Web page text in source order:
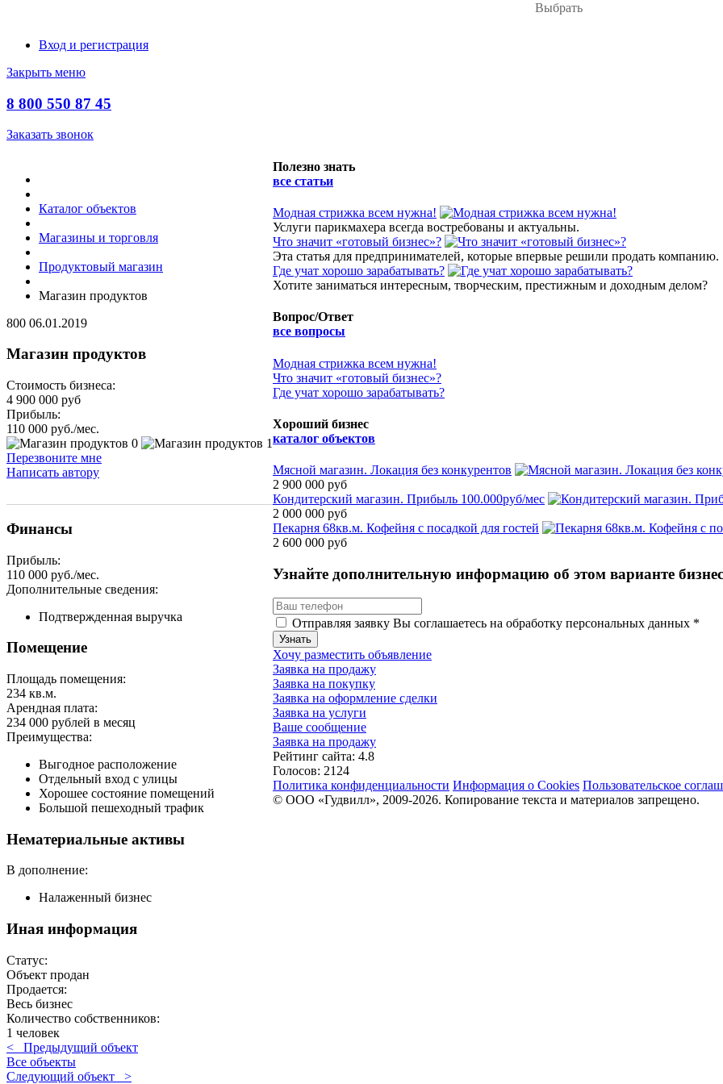
Выбрать
Вход и регистрация
Закрыть меню
8 800 550 87 45
Заказать звонок
Каталог объектов
Магазины и торговля
Продуктовый магазин
Магазин продуктов
800 06.01.2019
Магазин продуктов
Стоимость бизнеса:
4 900 000 руб
Прибыль:
110 000 руб./мес.
Перезвоните мне
Написать автору
Финансы
Прибыль:
110 000 руб./мес.
Дополнительные сведения:
Подтвержденная выручка
Помещение
Площадь помещения:
234 кв.м.
Арендная плата:
234 000 рублей в месяц
Преимущества:
Выгодное расположение
Отдельный вход с улицы
Хорошее состояние помещений
Большой пешеходный трафик
Нематериальные активы
В дополнение:
Налаженный бизнес
Иная информация
Статус:
Объект продан
Продается:
Весь бизнес
Количество собственников:
1 человек
< Предыдущий объект
Все объекты
Следующий объект >
Полезно знать
все статьи
Модная стрижка всем нужна!
Услуги парикмахера всегда востребованы и актуальны.
​Что значит «готовый бизнес»?
Эта статья для предпринимателей, которые впервые решили продать компанию.
​Где учат хорошо зарабатывать?
Хотите заниматься интересным, творческим, престижным и доходным делом?
Вопрос/Ответ
все вопросы
Модная стрижка всем нужна!
​Что значит «готовый бизнес»?
​Где учат хорошо зарабатывать?
Хороший бизнес
каталог объектов
Мясной магазин. Локация без конкурентов
2 900 000 руб
Кондитерский магазин. Прибыль 100.000руб/мес
2 000 000 руб
Пекарня 68кв.м. Кофейня с посадкой для гостей
2 600 000 руб
Узнайте дополнительную информацию об этом варианте
Отправляя заявку Вы соглашаетесь на обработку персональных данных *
Хочу разместить объявление
Заявка на продажу
Заявка на покупку
Заявка на оформление сделки
Заявка на услуги
Ваше сообщение
Заявка на продажу
Рейтинг сайта: 4.8
Голосов: 2124
Политика конфиденциальности Информация о Cookies Пользовательское
© ООО «Гудвилл», 2009-2026. Копирование текста и материалов запрещено.